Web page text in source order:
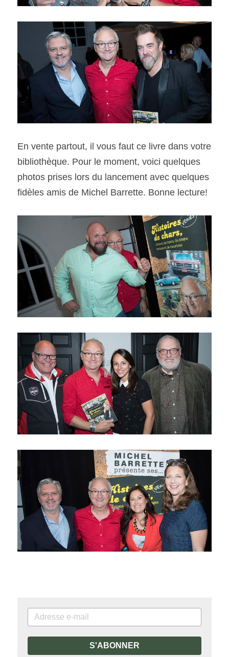
En vente partout, il vous faut ce livre dans votre
bibliothèque. Pour le moment, voici quelques
photos prises lors du lancement avec quelques
fidèles amis de Michel Barrette. Bonne lecture!
S'ABONNER